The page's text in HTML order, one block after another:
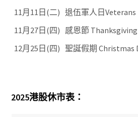
11月11日(二) 退伍軍人日Veterans
11月27日(四) 感恩節 Thanksgiving
12月25日(四) 聖誕假期 Christmas
2025港股休市表：